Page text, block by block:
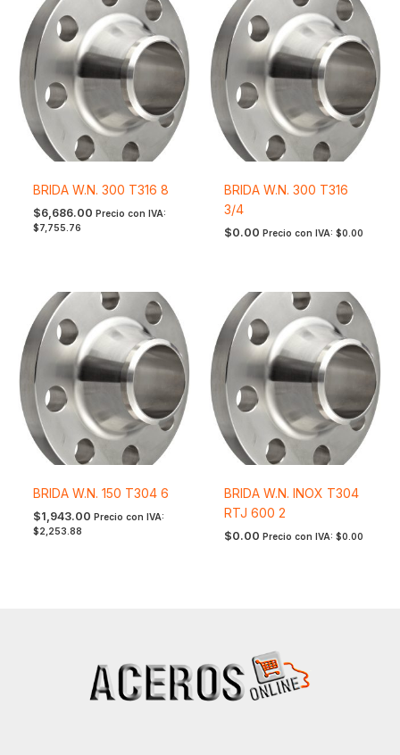
BRIDA W.N. 300 T316 8
$6,686.00 Precio con IVA:
$7,755.76
BRIDA W.N. 300 T316
3/4
$0.00 Precio con IVA: $0.00
BRIDA W.N. 150 T304 6
$1,943.00 Precio con IVA:
$2,253.88
BRIDA W.N. INOX T304
RTJ 600 2
$0.00 Precio con IVA: $0.00